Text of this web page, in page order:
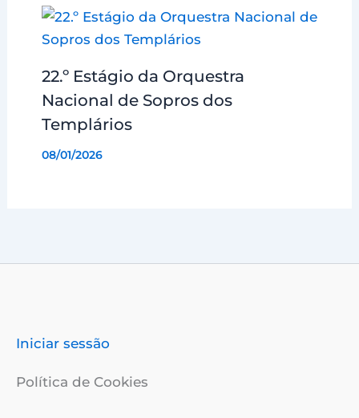
22.º Estágio da Orquestra
Nacional de Sopros dos
Templários
08/01/2026
Iniciar sessão
Política de Cookies